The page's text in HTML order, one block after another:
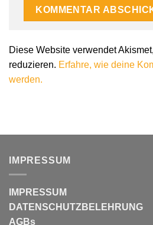
Diese Website verwendet
reduzieren. Erfahre, wie deine
werden.
IMPRESSUM
IMPRESSUM
DATENSCHUTZBELEHRUNG
AGBs